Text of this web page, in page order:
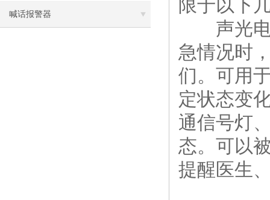
喊话报警器
限于以下
声光电
急情况时
们。可用
定状态变
通信号灯
态。可以
提醒医生